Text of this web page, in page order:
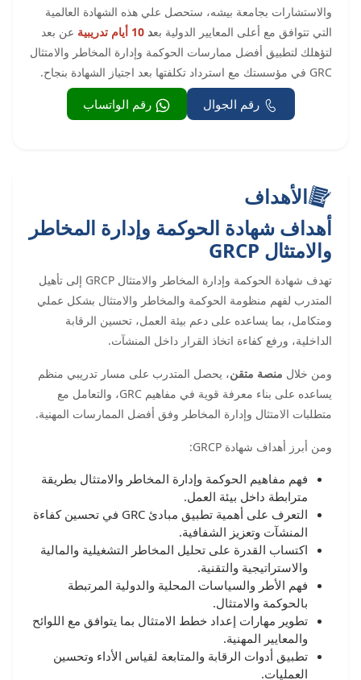
والاستشارات بجامعة بيشه، ستحصل علي هذه الشهادة العالمية
التي تتوافق مع أعلى المعايير الدولية بعد
عن بعد
لتؤهلك لتطبيق أفضل ممارسات الحوكمة وإدارة المخاطر والامتثال
GRC في مؤسستك مع استرداد تكلفتها بعد اجتياز الشهادة بنجاح.
رقم الجوال رقم الواتساب
الأهداف
أهداف شهادة الحوكمة وإدارة المخاطر
والامتثال GRCP
تهدف شهادة الحوكمة وإدارة المخاطر والامتثال GRCP إلى تأهيل
المتدرب لفهم منظومة الحوكمة والمخاطر والامتثال بشكل عملي
ومتكامل، بما يساعده على دعم بيئة العمل، تحسين الرقابة
الداخلية، ورفع كفاءة اتخاذ القرار داخل المنشآت.
ومن خلال منصة متقن، يحصل المتدرب على مسار تدريبي منظم
يساعده على بناء معرفة قوية في مفاهيم GRC، والتعامل مع
متطلبات الامتثال وإدارة المخاطر وفق أفضل الممارسات المهنية.
ومن أبرز أهداف شهادة GRCP:
فهم مفاهيم الحوكمة وإدارة المخاطر والامتثال بطريقة
مترابطة داخل بيئة العمل.
التعرف على أهمية تطبيق مبادئ GRC في تحسين كفاءة
المنشآت وتعزيز الشفافية.
اكتساب القدرة على تحليل المخاطر التشغيلية والمالية
والاستراتيجية والتقنية.
فهم الأطر والسياسات المحلية والدولية المرتبطة
بالحوكمة والامتثال.
تطوير مهارات إعداد خطط الامتثال بما يتوافق مع اللوائح
والمعايير المهنية.
تطبيق أدوات الرقابة والمتابعة لقياس الأداء وتحسين
العمليات.